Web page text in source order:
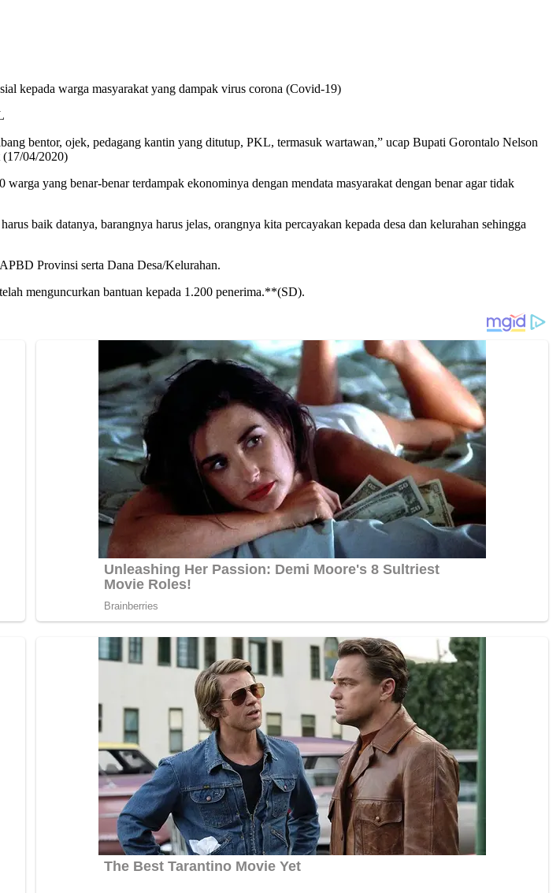
kepada warga masyarakat yang dampak virus corona (Covid-19)
bentor, ojek, pedagang kantin yang ditutup, PKL, termasuk wartawan,” ucap Bupati Gorontalo Nelson
(17/04/2020)
yang benar-benar terdampak ekonominya dengan mendata masyarakat dengan benar agar tidak
baik datanya, barangnya harus jelas, orangnya kita percayakan kepada desa dan kelurahan sehingga
Provinsi serta Dana Desa/Kelurahan.
menguncurkan bantuan kepada 1.200 penerima.**(SD).